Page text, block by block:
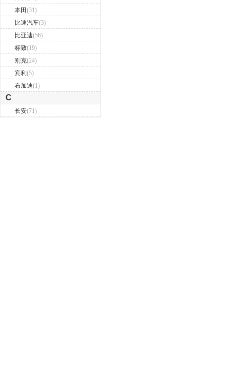
本田(31)
比速汽车(3)
比亚迪(56)
标致(19)
别克(24)
宾利 (5)
布加迪(1)
C
长安(71)